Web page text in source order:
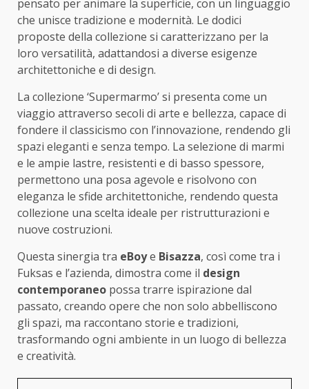
pensato per animare la superficie, con un linguaggio
che unisce tradizione e modernità. Le dodici
proposte della collezione si caratterizzano per la
loro versatilità, adattandosi a diverse esigenze
architettoniche e di design.
La collezione ‘Supermarmo’ si presenta come un
viaggio attraverso secoli di arte e bellezza, capace di
fondere il classicismo con l’innovazione, rendendo gli
spazi eleganti e senza tempo. La selezione di marmi
e le ampie lastre, resistenti e di basso spessore,
permettono una posa agevole e risolvono con
eleganza le sfide architettoniche, rendendo questa
collezione una scelta ideale per ristrutturazioni e
nuove costruzioni.
Questa sinergia tra eBoye Bisazza, così come tra i
Fuksas e l’azienda, dimostra come il design
contemporaneo possa trarre ispirazione dal
passato, creando opere che non solo abbelliscono
gli spazi, ma raccontano storie e tradizioni,
trasformando ogni ambiente in un luogo di bellezza
e creatività.